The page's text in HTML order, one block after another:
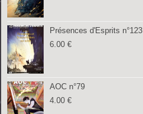
Présences d'Esprits n°123
6.00€
AOC n°79
4.00€